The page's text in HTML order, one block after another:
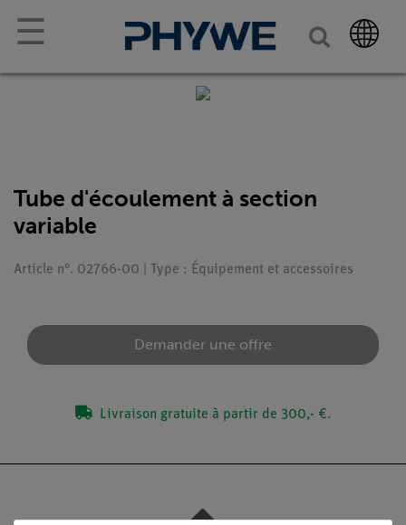
☰
Tube d'écoulement à section
variable
Article n°. 02766-00 | Type : Équipement et accessoires
Demander une offre
Livraison gratuite à partir de 300,- €.